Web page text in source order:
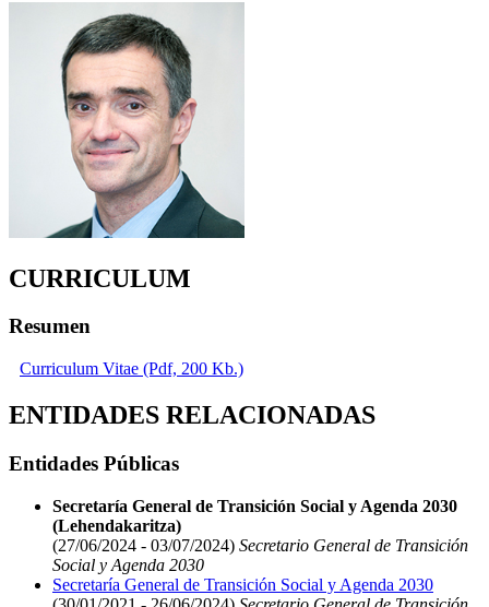
CURRICULUM
Resumen
Curriculum Vitae (Pdf, 200 Kb.)
ENTIDADES RELACIONADAS
Entidades Públicas
Secretaría General de Transición Social y Agenda 2030
(Lehendakaritza)
(27/06/2024 - 03/07/2024) Secretario General de Transición
Social y Agenda 2030
Secretaría General de Transición Social y Agenda 2030